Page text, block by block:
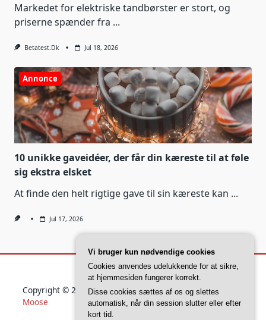
Markedet for elektriske tandbørster er stort, og
priserne spænder fra ...
Betatest.dk Jul 18, 2026
Annonce
10 unikke gaveidéer, der får din kæreste til at føle
sig ekstra elsket
At finde den helt rigtige gave til sin kæreste kan ...
Jul 17, 2026
Copyright © 2026Yuki Blogger ThemeDesigned By
Moose
Vi bruger kun nødvendige cookies
Cookies anvendes udelukkende for at sikre,
at hjemmesiden fungerer korrekt.
Disse cookies sættes af os og slettes
automatisk, når din session slutter eller efter
kort tid.